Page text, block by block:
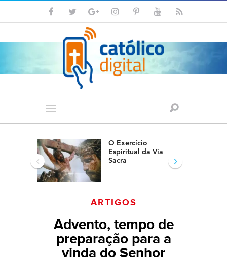
O Exercício
Espiritual da Via
Sacra
‹ ›
ARTIGOS
Advento, tempo de
preparação para a
vinda do Senhor